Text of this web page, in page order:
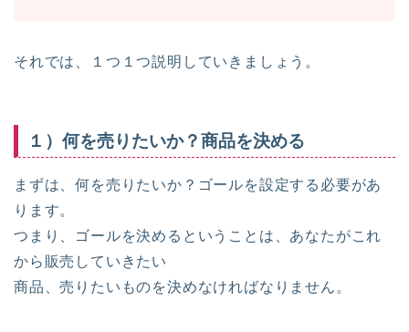
それでは、１つ１つ説明していきましょう。
１）何を売りたいか？商品を決める
まずは、何を売りたいか？ゴールを設定する必要があ
ります。
つまり、ゴールを決めるということは、あなたがこれ
から販売していきたい
商品、売りたいものを決めなければなりません。